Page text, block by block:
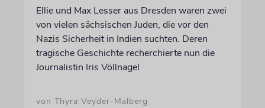
Ellie und Max Lesser aus Dresden waren zwei
von vielen sächsischen Juden, die vor den
Nazis Sicherheit in Indien suchten. Deren
tragische Geschichte recherchierte nun die
Journalistin Iris Völlnagel
von Thyra Veyder-Malberg